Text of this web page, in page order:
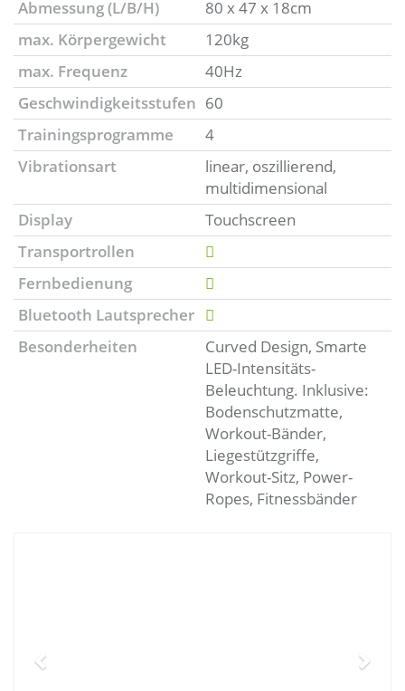
Abmessung (L/B/H)
80 x 47 x 18cm
max. Körpergewicht
120kg
max. Frequenz
40Hz
Geschwindigkeitsstufen 60
Trainingsprogramme
4
Vibrationsart
linear, oszillierend,
multidimensional
Display
Touchscreen
Transportrollen
Fernbedienung
Bluetooth Lautsprecher
Besonderheiten
Curved Design, Smarte
LED-Intensitäts-
Beleuchtung. Inklusive:
Bodenschutzmatte,
Workout-Bänder,
Liegestützgriffe,
Workout-Sitz, Power-
Ropes, Fitnessbänder